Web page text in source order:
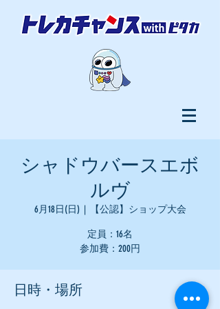
シャドウバースエボ
ルヴ
6月18日(日)
  |
【公認】ショップ大会
定員：16名
参加費：200円
日時・場所